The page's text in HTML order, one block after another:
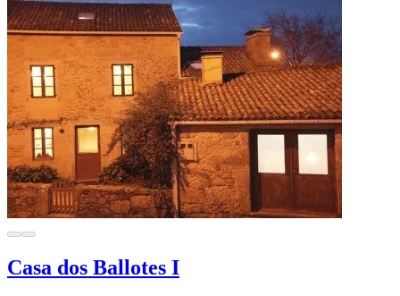
Casa dos Ballotes I